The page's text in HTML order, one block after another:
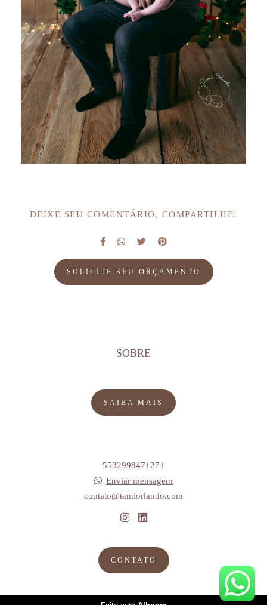
DEIXE SEU COMENTÁRIO, COMPARTILHE!
SOLICITE SEU ORÇAMENTO
SOBRE
SAIBA MAIS
5532998471271
Enviar mensagem
contato@tamiorlando.com
CONTATO